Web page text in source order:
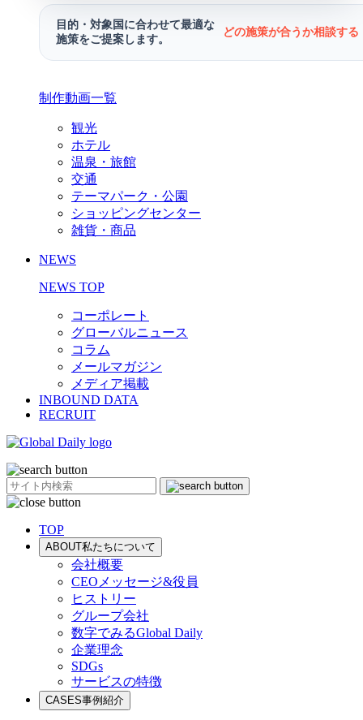
目的・対象国に合わせて最適な
施策をご提案します。
どの施策が合うか相談す
制作動画一覧
観光
ホテル
温泉・旅館
交通
テーマパーク・公園
ショッピングセンター
雑貨・商品
NEWS
NEWS TOP
コーポレート
グローバルニュース
コラム
メールマガジン
メディア掲載
INBOUND DATA
RECRUIT
TOP
ABOUT私たちについて
会社概要
CEOメッセージ&役員
ヒストリー
グループ会社
数字でみるGlobal Daily
企業理念
SDGs
サービスの特徴
CASES事例紹介